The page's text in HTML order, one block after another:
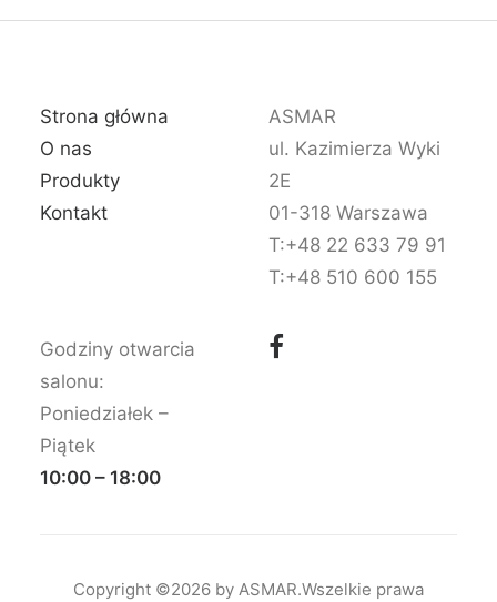
Strona główna
O nas
Produkty
Kontakt
ASMAR
ul. Kazimierza Wyki
2E
01-318 Warszawa
T:+48 22 633 79 91
T:+48 510 600 155
Godziny otwarcia
salonu:
Poniedziałek –
Piątek
10:00 – 18:00
Copyright ©2026 by ASMAR.Wszelkie prawa